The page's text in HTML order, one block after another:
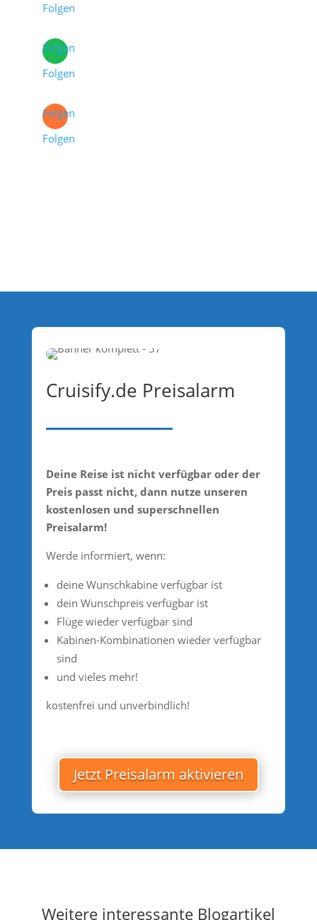
Folgen
Folgen
Folgen
Folgen
Folgen
Cruisify.de Preisalarm
Deine Reise ist nicht verfügbar oder der
Preis passt nicht, dann nutze unseren
kostenlosen und superschnellen
Preisalarm!
Werde informiert, wenn:
deine Wunschkabine verfügbar ist
dein Wunschpreis verfügbar ist
Flüge wieder verfügbar sind
Kabinen-Kombinationen wieder verfügbar
sind
und vieles mehr!
kostenfrei und unverbindlich!
Jetzt Preisalarm aktivieren
Weitere interessante Blogartikel